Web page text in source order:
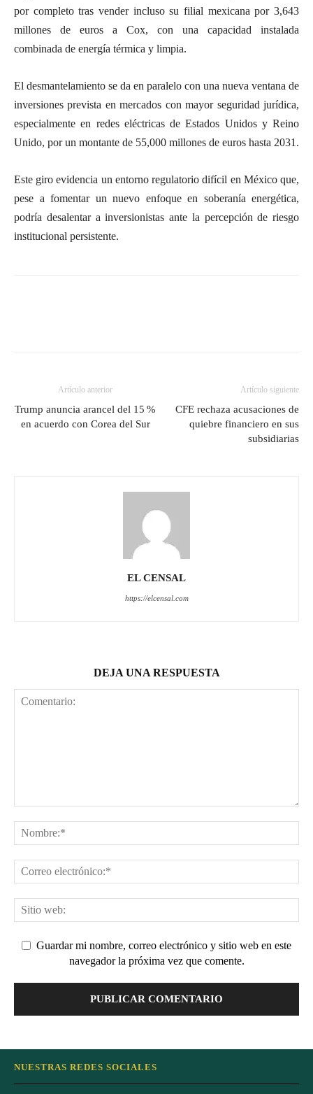
por completo tras vender incluso su filial mexicana por 3,643
millones de euros a Cox, con una capacidad instalada
combinada de energía térmica y limpia.
El desmantelamiento se da en paralelo con una nueva ventana de
inversiones prevista en mercados con mayor seguridad jurídica,
especialmente en redes eléctricas de Estados Unidos y Reino
Unido, por un montante de 55,000 millones de euros hasta 2031.
Este giro evidencia un entorno regulatorio difícil en México que,
pese a fomentar un nuevo enfoque en soberanía energética,
podría desalentar a inversionistas ante la percepción de riesgo
institucional persistente.
Artículo anterior
Trump anuncia arancel del 15 %
en acuerdo con Corea del Sur
Artículo siguiente
CFE rechaza acusaciones de
quiebre financiero en sus
subsidiarias
EL CENSAL
https://elcensal.com
DEJA UNA RESPUESTA
Guardar mi nombre, correo electrónico y sitio web en este
navegador la próxima vez que comente.
NUESTRAS REDES SOCIALES